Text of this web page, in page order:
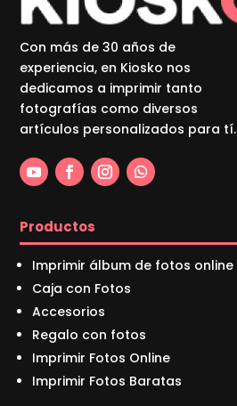
Con más de 30 años de
experiencia, en Kiosko nos
dedicamos a imprimir tanto
fotografías como diversos
artículos personalizados para tí.
Productos
Imprimir álbum de fotos online
Caja con Fotos
Accesorios
Regalo con fotos
Imprimir Fotos Online
Imprimir Fotos Baratas